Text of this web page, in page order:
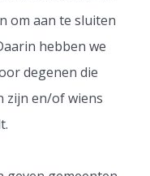
om aan te sluiten
hebben we
degenen die
zijn en/of wiens